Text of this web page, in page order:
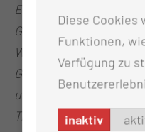
Europa führenden
Weiterentwicklung
Gesundheitssystem zu
unseren
Trägerstruktur ins
Diese Cookies
Funktionen,
Verfügung zu
inaktiv